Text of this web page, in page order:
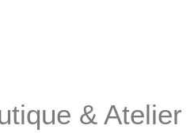
& Atelier